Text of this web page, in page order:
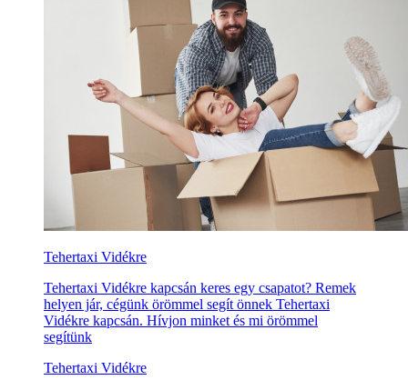
Tehertaxi Vidékre
Tehertaxi Vidékre kapcsán keres egy csapatot? Remek
helyen jár, cégünk örömmel segít önnek Tehertaxi
Vidékre kapcsán. Hívjon minket és mi örömmel
segítünk
Tehertaxi Vidékre